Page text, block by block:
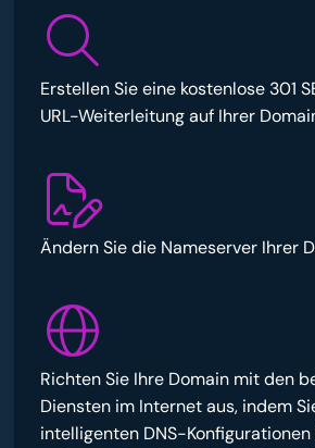
Erstellen Sie eine kostenlose 301
URL-Weiterleitung auf Ihrer
Ändern Sie die Nameserver Ihrer
Richten Sie Ihre Domain mit den
Diensten im Internet aus, indem
intelligenten DNS-